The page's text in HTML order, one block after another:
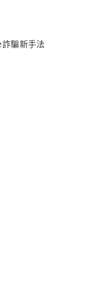
騙新手法